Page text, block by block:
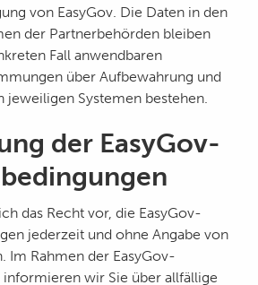
von EasyGov. Die Daten in den
der Partnerbehörden bleiben
Fall anwendbaren
über Aufbewahrung und
jeweiligen Systemen bestehen.
der EasyGov-
das Recht vor, die EasyGov-
jederzeit und ohne Angabe von
Im Rahmen der EasyGov-
wir Sie über allfällige